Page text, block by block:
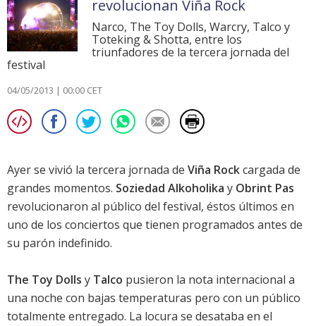
revolucionan Viña Rock
Narco, The Toy Dolls, Warcry, Talco y
Toteking & Shotta, entre los
triunfadores de la tercera jornada del
festival
04/05/2013 | 00:00 CET
Ayer se vivió la tercera jornada de Viña Rockcargada de
grandes momentos. Soziedad Alkoholika y Obrint Pas
revolucionaron al público del festival, éstos últimos en
uno de los conciertos que tienen programados antes de
su parón indefinido.
The Toy Dolls y Talco pusieron la nota internacional a
una noche con bajas temperaturas pero con un público
totalmente entregado. La locura se desataba en el